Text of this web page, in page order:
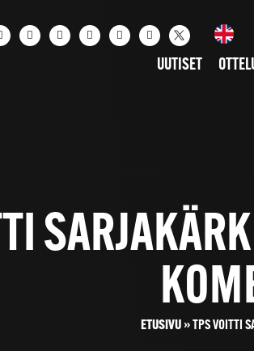
UUTISET
ETUSIVU»TPS VOITTI